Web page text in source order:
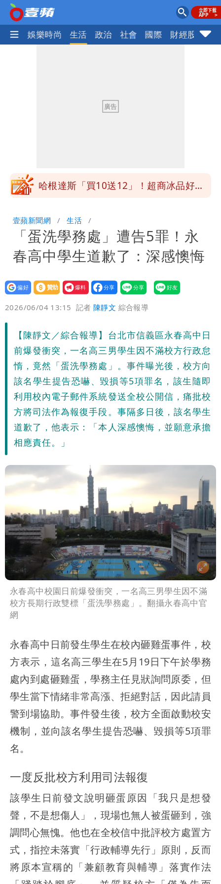
熱門 娛樂時尚 生活 政治 社會 國際 財經股市
疑「破百間日租套房」遭罰25萬 業者
安說了
哈根達斯「買10送12」！超商冰品好康
入！杰威爾發聲明怒斥
比政府還有愛！台灣暖捐熊本「1物資」
日人讚爆：乾脆給台灣統治
這次真的不一樣？南亞科砸3466億拚先
進製程 挑戰擴產魔咒
連戰二媳罕見發火！砲轟財政部「不負責
任」
獨家｜蕭敬騰「渡邉」日料店慘遇惡房
東！漲租→續約前翻臉→存證信逼遷
Summer火大（壹蘋10點強打）
苦茶癌油｜威加2老闆交保！採購、中間
商羈押禁見
廉航新規「頭頂置物櫃收費」 網崩潰：
上廁所多少？
白海豚路徑變了！專家：離台又更近 暴
風圈逼近岸處
3資深房仲遭聲押禁見！士院裁定全交保
＋限居
UNIQLO涼感衣不涼？店員揭「洗標編
電一檔狂賺76億
賴清德「總統級嘲諷」嗆爆盧秀燕！8年
總帳一次掀翻
70歲姜厚任攜小2輪女友現身！交往原因
超Man
駐英台北代表處徵助理 薪資99K！工作
內容讓人看傻
白海豚明恐海警！全台大雨3天「這區下
到紫爆」
疑「破百間日租套房」遭罰25萬 業者
說話了
壹蘋新聞網 生活
「蛋洗學務處」遭告5罪！永
春高中學生道歉了：深感懊悔
設為
贊助
我要
爆料
2026/06/04 13:15 記者陳靜文 綜合報導
【陳靜文／綜合報導】台北市信義區永春高中日
前爆發衝突，一名高三男學生因不滿校方行政怠
惰，竟然「蛋洗學務處」。事件曝光後，校方向
該名學生提告恐嚇、毀損等5項罪名，該生隨即
利用校內電子郵件系統發送全校公開信，痛批校
方將司法作為報復手段。事隔多日後，該名學生
道歉了，他表示：「本人深感懊悔，並願意承擔
相應責任。」
永春高中校園日前爆發衝突，一名高三男學生因不滿
校方長期行政雙標「蛋洗學務處」。翻攝永春高中官
網
永春高中日前發生學生在校內砸雞蛋事件，校
方表示，這名高三學生在5月19日下午於學務
處內到處砸雞蛋，學務主任見狀詢問原委，但
學生當下情緒非常高漲、拒絕對話，因此請員
警到場協助。事件發生後，校方全面啟動校安
機制，並向該名學生提告恐嚇、毀損等5項罪
名。
一度反批校方利用司法報復
該學生日前發文說明砸蛋原因「我只是想發
聲，不是想傷人」，現場也無人被蛋砸到，強
調問心無愧。他也在全校信中批評校方處置方
式，指控未落實「行政輔導先行」原則，反而
將原本宣稱的「兼顧教育與輔導」落實作法